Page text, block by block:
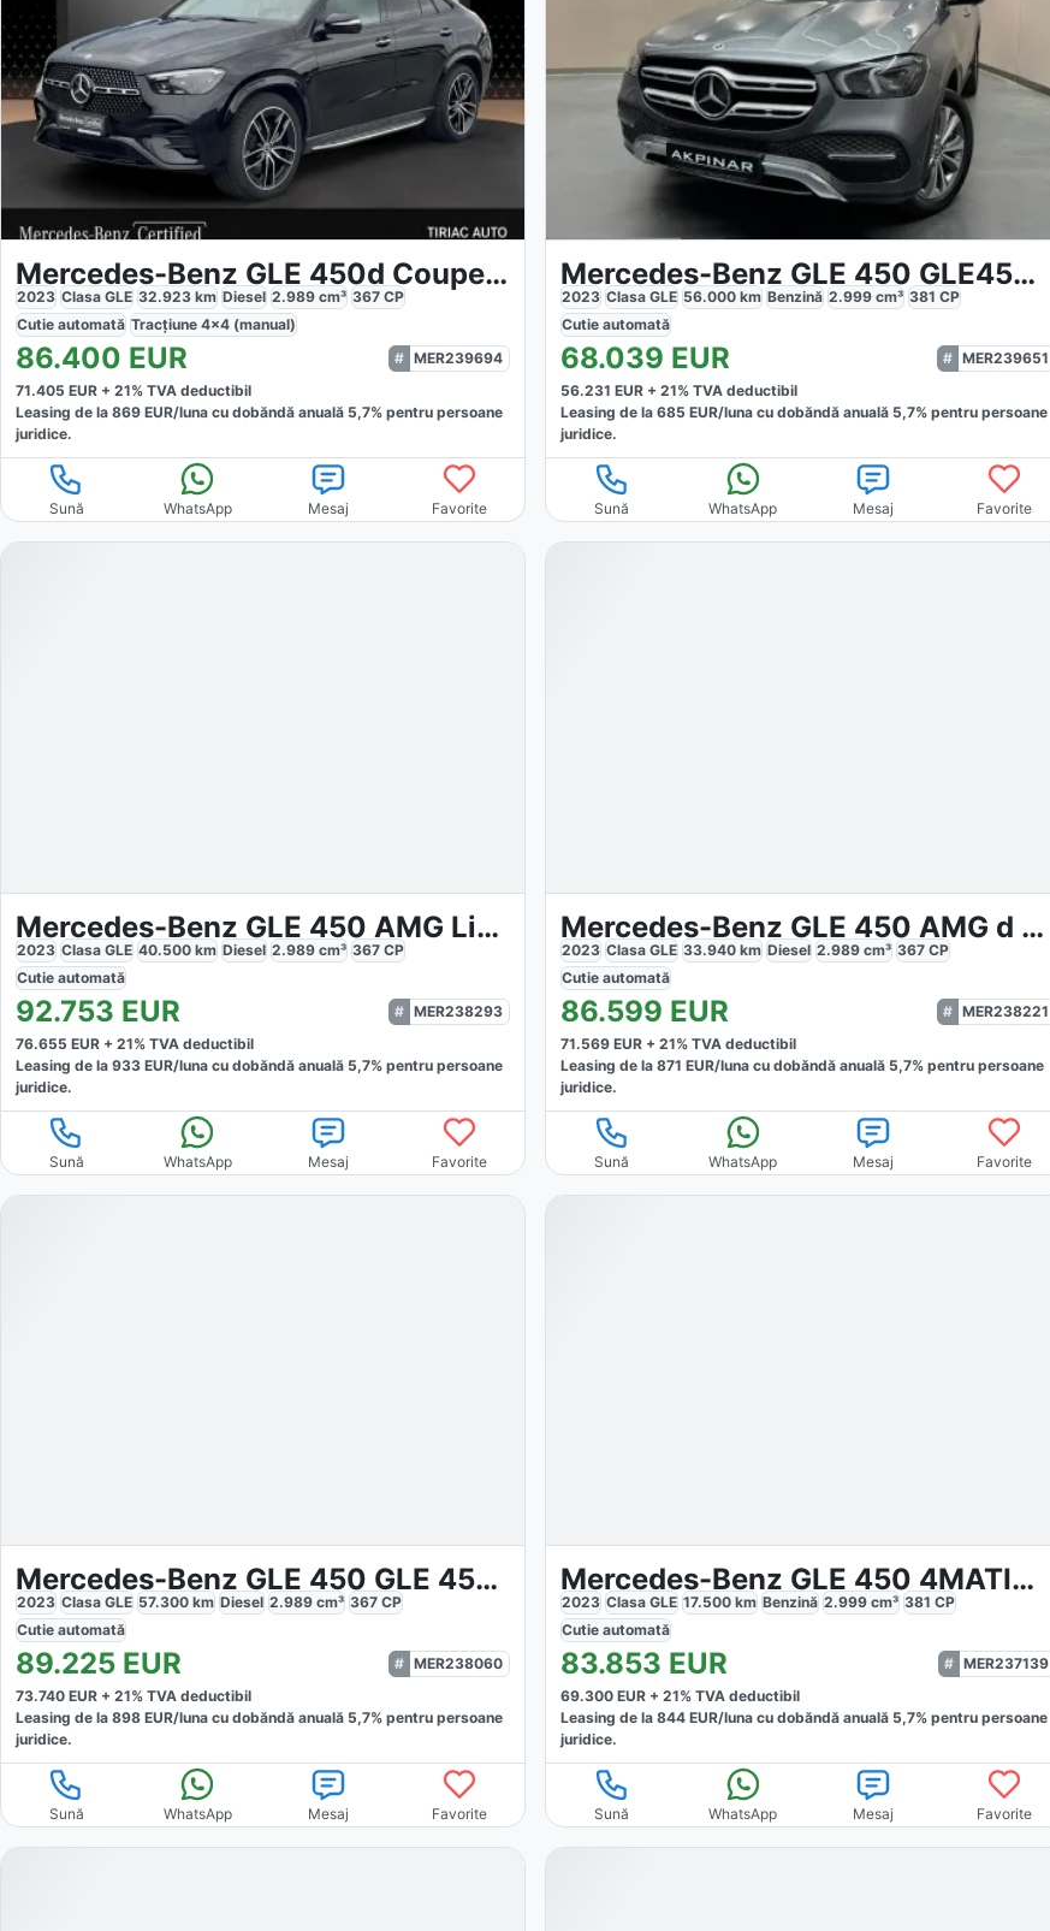
Mercedes-Benz GLE 450d Coupe 4Matic
2023 Clasa GLE 32.923 km Diesel 2.989 cm³ 367 CP
Cutie automată Tracțiune 4x4 (manual)
86.400 EUR
MER239694
71.405 EUR + 21% TVA deductibil
Leasing de la 869 EUR/luna cu dobăndă anuală 5,7% pentru persoane
juridice.
Sună WhatsApp Mesaj Favorite
Mercedes-Benz GLE 450 GLE450 4Matic
2023 Clasa GLE 56.000 km Benzină 2.999 cm³ 381 CP
Cutieautomată
68.039 EUR
MER239651
56.231 EUR +21% TVA deductibil
Leasing de la685 EUR/luna cu dobăndă anuală 5,7% pentru persoane
juridice.
Sună WhatsApp Mesaj Favorite
Mercedes-Benz GLE 450 AMG Line
2023 Clasa GLE 40.500 km Diesel 2.989 cm³ 367 CP
Cutie automată
92.753 EUR
MER238293
76.655 EUR + 21% TVA deductibil
Leasing de la 933 EUR/luna cu dobăndă anuală 5,7% pentru persoane
juridice.
Sună WhatsApp Mesaj Favorite
Mercedes-Benz GLE 450 AMG d 4MATIC
2023 Clasa GLE 33.940 km Diesel 2.989 cm³ 367 CP
Cutieautomată
86.599 EUR
MER238221
71.569 EUR +21% TVA deductibil
Leasing de la871 EUR/luna cu dobăndă anuală 5,7% pentru persoane
juridice.
Sună WhatsApp Mesaj Favorite
Mercedes-Benz GLE 450 GLE 450d 4Matic AMG-Line
2023 Clasa GLE 57.300 km Diesel 2.989 cm³ 367 CP
Cutie automată
89.225 EUR
MER238060
73.740 EUR + 21% TVA deductibil
Leasing de la 898 EUR/luna cu dobăndă anuală 5,7% pentru persoane
juridice.
Sună WhatsApp Mesaj Favorite
Mercedes-Benz GLE 450 4MATIC AMG
2023 Clasa GLE 17.500 km Benzină 2.999 cm³ 381 CP
Cutieautomată
83.853 EUR
MER237139
69.300 EUR +21% TVA deductibil
Leasing de la844 EUR/luna cu dobăndă anuală 5,7% pentru persoane
juridice.
Sună WhatsApp Mesaj Favorite